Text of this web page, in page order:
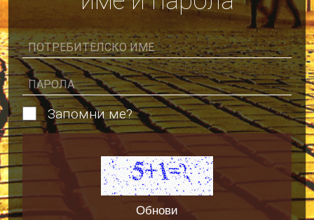
Вход с
име и парола
Запомни ме?